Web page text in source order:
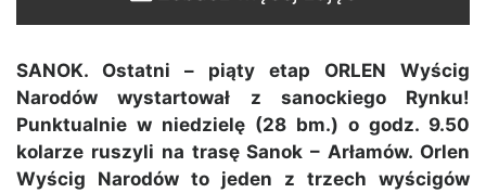
SANOK. Ostatni – piąty etap ORLEN Wyścig
Narodów wystartował z sanockiego Rynku!
Punktualnie w niedzielę (28 bm.) o godz. 9.50
kolarze ruszyli na trasę Sanok – Arłamów. Orlen
Wyścig Narodów to jeden z trzech wyścigów